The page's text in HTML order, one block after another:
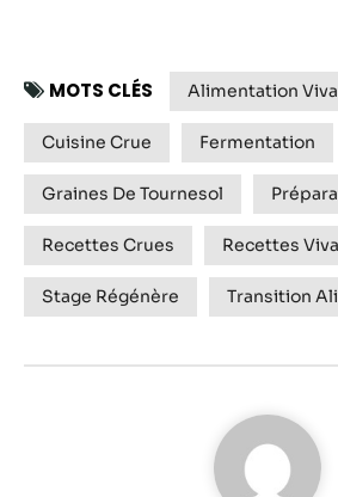
MOTS CLÉS Alimentation
Cuisine Crue Fermentation
Graines De Tournesol
Recettes Crues Recettes
Stage Régénère Transition